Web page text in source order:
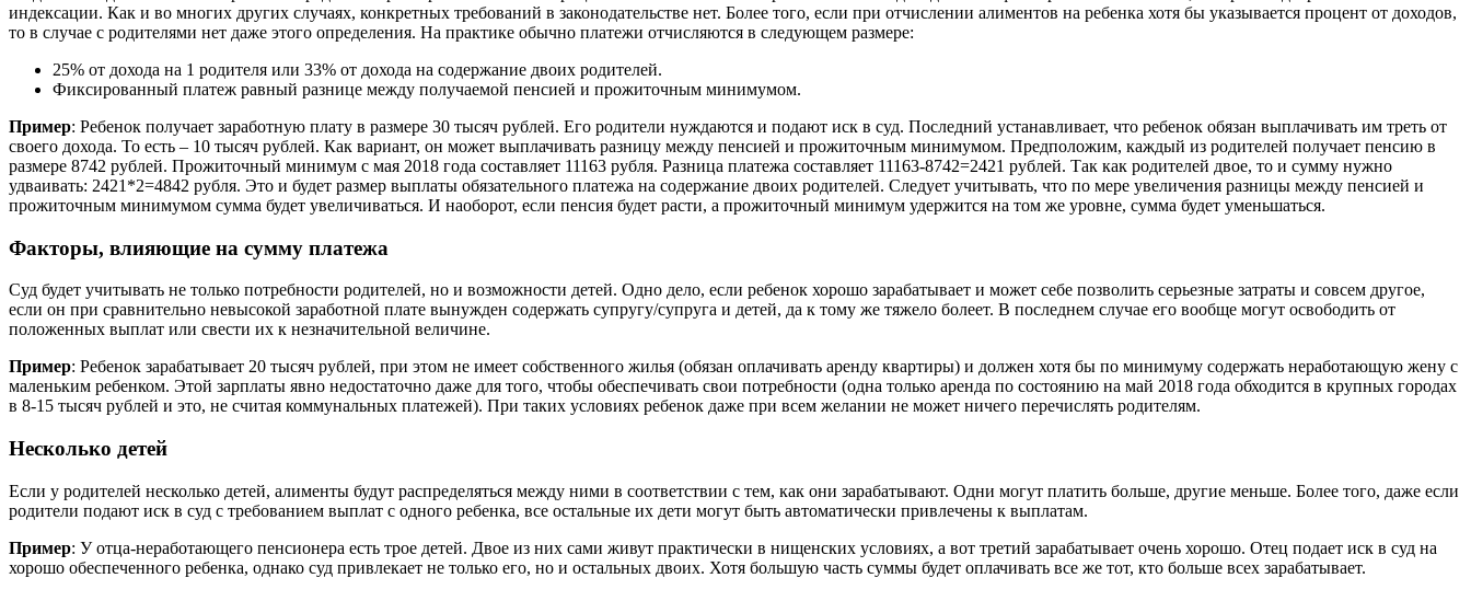
индексации. Как и во многих других случаях, конкретных требований в законодательстве нет. Более того, если при отчислении алиментов на ребенка хотя бы указывается процент от доходов,
то в случае с родителями нет даже этого определения. На практике обычно платежи отчисляются в следующем размере:
25% от дохода на 1 родителя или 33% от дохода на содержание двоих родителей.
Фиксированный платеж равный разнице между получаемой пенсией и прожиточным минимумом.
Пример: Ребенок получает заработную плату в размере 30 тысяч рублей. Его родители нуждаются и подают иск в суд. Последний устанавливает, что ребенок обязан выплачивать им треть от
своего дохода. То есть – 10 тысяч рублей. Как вариант, он может выплачивать разницу между пенсией и прожиточным минимумом. Предположим, каждый из родителей получает пенсию в
размере 8742 рублей. Прожиточный минимум с мая 2018 года составляет 11163 рубля. Разница платежа составляет 11163-8742=2421 рублей. Так как родителей двое, то и сумму нужно
удваивать: 2421*2=4842 рубля. Это и будет размер выплаты обязательного платежа на содержание двоих родителей. Следует учитывать, что по мере увеличения разницы между пенсией и
прожиточным минимумом сумма будет увеличиваться. И наоборот, если пенсия будет расти, а прожиточный минимум удержится на том же уровне, сумма будет уменьшаться.
Факторы, влияющие на сумму платежа
Суд будет учитывать не только потребности родителей, но и возможности детей. Одно дело, если ребенок хорошо зарабатывает и может себе позволить серьезные затраты и совсем другое,
если он при сравнительно невысокой заработной плате вынужден содержать супругу/супруга и детей, да к тому же тяжело болеет. В последнем случае его вообще могут освободить от
положенных выплат или свести их к незначительной величине.
Пример: Ребенок зарабатывает 20 тысяч рублей, при этом не имеет собственного жилья (обязан оплачивать аренду квартиры) и должен хотя бы по минимуму содержать неработающую жену с
маленьким ребенком. Этой зарплаты явно недостаточно даже для того, чтобы обеспечивать свои потребности (одна только аренда по состоянию на май 2018 года обходится в крупных городах
в 8-15 тысяч рублей и это, не считая коммунальных платежей). При таких условиях ребенок даже при всем желании не может ничего перечислять родителям.
Несколько детей
Если у родителей несколько детей, алименты будут распределяться между ними в соответствии с тем, как они зарабатывают. Одни могут платить больше, другие меньше. Более того, даже если
родители подают иск в суд с требованием выплат с одного ребенка, все остальные их дети могут быть автоматически привлечены к выплатам.
Пример: У отца-неработающего пенсионера есть трое детей. Двое из них сами живут практически в нищенских условиях, а вот третий зарабатывает очень хорошо. Отец подает иск в суд на
хорошо обеспеченного ребенка, однако суд привлекает не только его, но и остальных двоих. Хотя большую часть суммы будет оплачивать все же тот, кто больше всех зарабатывает.